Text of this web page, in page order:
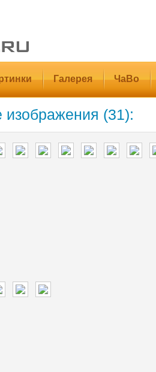
Галерея ЧаВо
изображения (31):